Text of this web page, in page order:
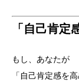
「自己肯
もし、あなたが
「自己肯定感を高